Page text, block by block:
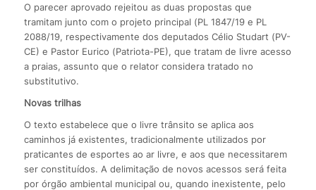
O parecer aprovado rejeitou as duas propostas que
tramitam junto com o projeto principal (PL 1847/19 e PL
2088/19, respectivamente dos deputados Célio Studart (PV-
CE) e Pastor Eurico (Patriota-PE), que tratam de livre acesso
a praias, assunto que o relator considera tratado no
substitutivo.
Novas trilhas
O texto estabelece que o livre trânsito se aplica aos
caminhos já existentes, tradicionalmente utilizados por
praticantes de esportes ao ar livre, e aos que necessitarem
ser constituídos. A delimitação de novos acessos será feita
por órgão ambiental municipal ou, quando inexistente, pelo